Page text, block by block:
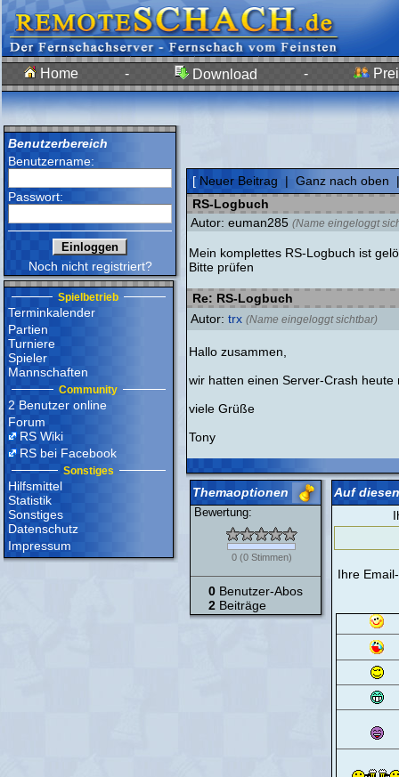
Home - Download -
Benutzerbereich
Benutzername:
Passwort:
Noch nicht registriert?
Spielbetrieb
Terminkalender
Partien
Turniere
Spieler
Mannschaften
Community
2 Benutzer online
Forum
RS Wiki
RS bei Facebook
Sonstiges
Hilfsmittel
Statistik
Sonstiges
Datenschutz
Impressum
[ Neuer Beitrag | Ganz nach oben
RS-Logbuch
Autor: euman285 (Name eingeloggt
Mein komplettes RS-Logbuch ist
Bitte prüfen
Re: RS-Logbuch
Autor: trx (Name eingeloggt sichtbar)
Hallo zusammen,
wir hatten einen Server-Crash
viele Grüße
Tony
Themaoptionen
Bewertung:
0 (0 Stimmen)
0 Benutzer-Abos
2 Beiträge
Auf
Ihre